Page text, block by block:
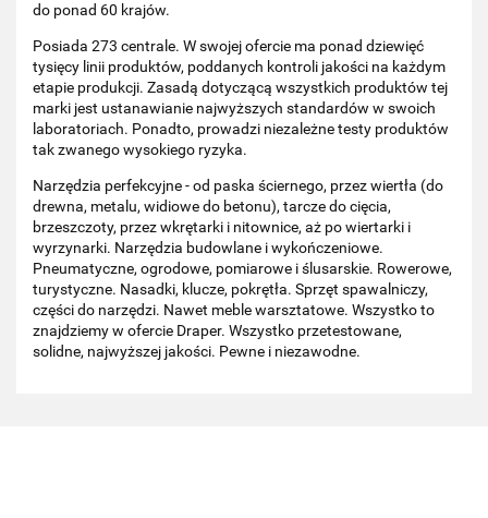
do ponad 60 krajów.
Posiada 273 centrale. W swojej ofercie ma ponad dziewięć
tysięcy linii produktów, poddanych kontroli jakości na każdym
etapie produkcji. Zasadą dotyczącą wszystkich produktów tej
marki jest ustanawianie najwyższych standardów w swoich
laboratoriach. Ponadto, prowadzi niezależne testy produktów
tak zwanego wysokiego ryzyka.
Narzędzia perfekcyjne - od paska ściernego, przez wiertła (do
drewna, metalu, widiowe do betonu), tarcze do cięcia,
brzeszczoty, przez wkrętarki i nitownice, aż po wiertarki i
wyrzynarki. Narzędzia budowlane i wykończeniowe.
Pneumatyczne, ogrodowe, pomiarowe i ślusarskie. Rowerowe,
turystyczne. Nasadki, klucze, pokrętła. Sprzęt spawalniczy,
części do narzędzi. Nawet meble warsztatowe. Wszystko to
znajdziemy w ofercie Draper. Wszystko przetestowane,
solidne, najwyższej jakości. Pewne i niezawodne.